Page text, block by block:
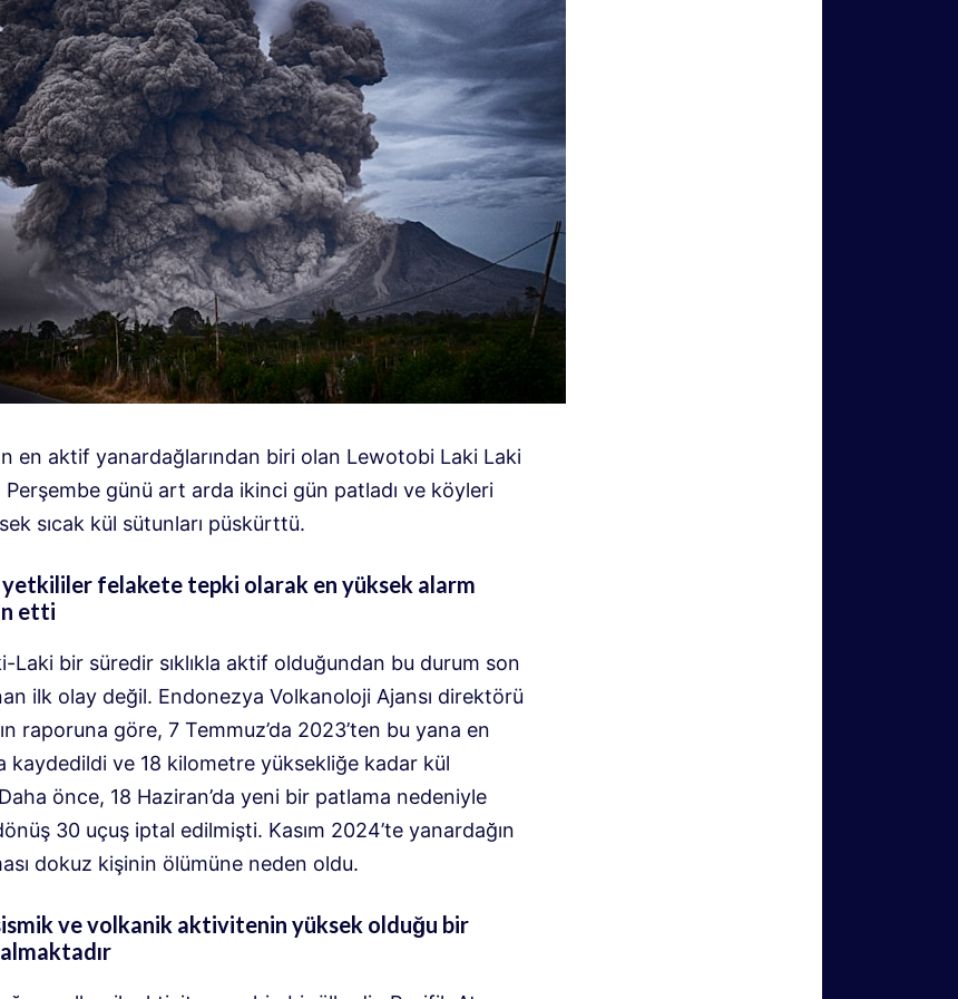
en aktif yanardağlarından biri olan Lewotobi Laki Laki
Perşembe günü art arda ikinci gün patladı ve köyleri
sıcak kül sütunları püskürttü.
yetkililer felakete tepki olarak en yüksek alarm
etti
Laki bir süredir sıklıkla aktif olduğundan bu durum son
ilk olay değil. Endonezya Volkanoloji Ajansı direktörü
raporuna göre, 7 Temmuz’da 2023’ten bu yana en
kaydedildi ve 18 kilometre yüksekliğe kadar kül
önce, 18 Haziran’da yeni bir patlama nedeniyle
30 uçuş iptal edilmişti. Kasım 2024’te yanardağın
dokuz kişinin ölümüne neden oldu.
ve volkanik aktivitenin yüksek olduğu bir